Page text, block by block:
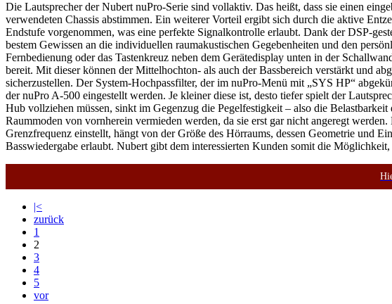
Die Lautsprecher der Nubert nuPro-Serie sind vollaktiv. Das heißt, dass sie einen
verwendeten Chassis abstimmen. Ein weiterer Vorteil ergibt sich durch die aktive
Endstufe vorgenommen, was eine perfekte Signalkontrolle erlaubt. Dank der DSP-
bestem Gewissen an die individuellen raumakustischen Gegebenheiten und den
Fernbedienung oder das Tastenkreuz neben dem Gerätedisplay unten in der
bereit. Mit dieser können der Mittelhochton- als auch der Bassbereich verstärkt und
sicherzustellen. Der System-Hochpassfilter, der im nuPro-Menü mit „SYS HP“
der nuPro A-500 eingestellt werden. Je kleiner diese ist, desto tiefer spielt der
Hub vollziehen müssen, sinkt im Gegenzug die Pegelfestigkeit – also die
Raummoden von vornherein vermieden werden, da sie erst gar nicht angeregt
Grenzfrequenz einstellt, hängt von der Größe des Hörraums, dessen Geometrie und
Basswiedergabe erlaubt. Nubert gibt dem interessierten Kunden somit die
|<
zurück
1
2
3
4
5
vor